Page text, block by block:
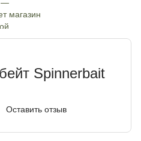
Spinnerbait
Оставить отзыв